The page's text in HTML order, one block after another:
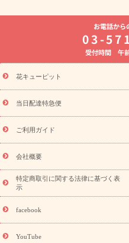
よく贈られる花
お祝いの
8月の誕生花(トルコキキョウ)
お供え・お悔やみ
通夜・葬儀
ーブドフラワー
季節のイベ
特集
お盆 花（新盆・初盆）
盆・初盆）
お盆 花（新盆・
フト
お盆・お供え プリザー
レゼント特集
夏の花贈り・
敬老の日におくる花ギフト・
花ギフト・プレゼント特集
敬
老の日 花鉢植えのギフト・プレ
フト・プレゼント特集
敬老の
ペーン
映画『ウォーターガー
「きょう誕生日なんです」キ
誕生日フラワーギフト 誕生
(トルコキキョウ)
9月の誕生
お電話から
03-
受付時間 午
花キューピット
当日配達特急便
ご利用ガイド
会社概要
特定商取引に関する法律に基づく表
示
facebook
YouTube